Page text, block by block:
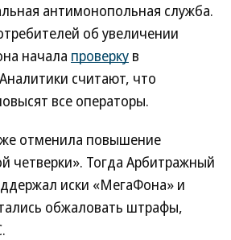
антимонопольная служба.
об увеличении
начала проверку в
считают, что
все операторы.
отменила повышение
четверки». Тогда Арбитражный
иски «МегаФона» и
обжаловать штрафы,